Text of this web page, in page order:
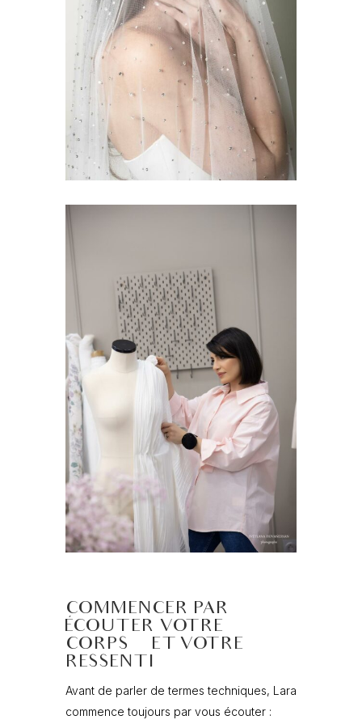
COMMENCER PAR
ÉCOUTER VOTRE
CORPS… ET VOTRE
RESSENTI
Avant de parler de termes techniques, Lara
commence toujours par vous écouter :